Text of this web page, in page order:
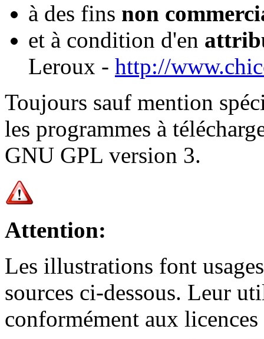
à des fins non
et à condition d'en
Leroux - http://
Toujours sauf mention
les programmes à
GNU GPL version 3.
Attention:
Les illustrations font
sources ci-dessous. Leur
conformément aux